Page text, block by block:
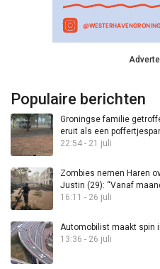
Populaire berichten
Groningse familie
eruit als een
22:54 - 21 juli
Zombies nemen Haren
Justin (29): “Vanaf
16:11 - 26 juli
Automobilist maakt spin
13:36 - 26 juli